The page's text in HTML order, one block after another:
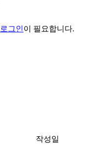
로그인이 필요합니다.
작성일